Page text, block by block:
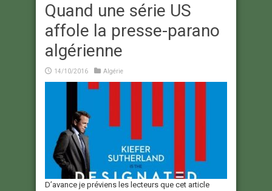
Quand une série US
affole la presse-parano
algérienne
14/10/2016 Algérie
D’avance je préviens les lecteurs que cet article